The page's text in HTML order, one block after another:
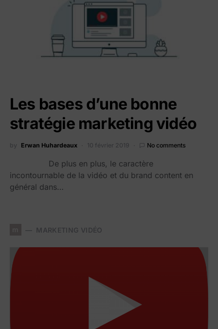
Les bases d’une bonne
stratégie marketing vidéo
by Erwan Huhardeaux 10 février 2019 No comments
De plus en plus, le caractère
incontournable de la vidéo et du brand content en
général dans…
MARKETING VIDÉO